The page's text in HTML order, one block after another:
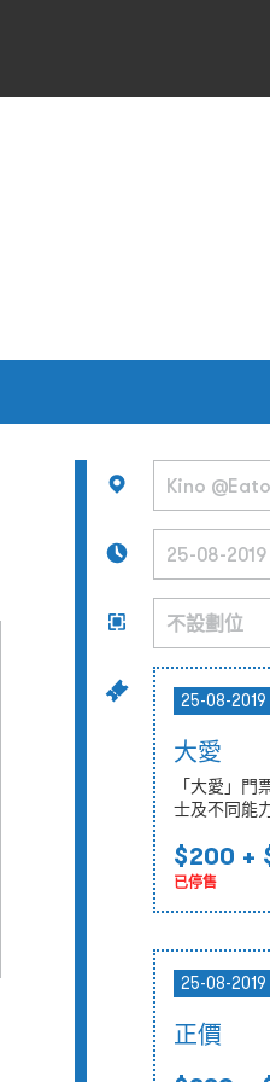
25-08-2019
大愛
「大愛」
士及不同能
$200 +
已停售
25-08-2019
正價